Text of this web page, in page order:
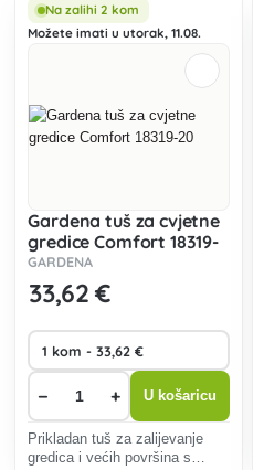
Na zalihi 2 kom
Možete imati u utorak, 11.08.
Gardena tuš za cvjetne
gredice Comfort 18319-
20
GARDENA
33,62 €
− + U košaricu
Prikladan tuš za zalijevanje
gredica i većih površina s